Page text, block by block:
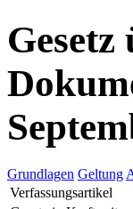
Grundlagen Geltung
Verfassungsartikel